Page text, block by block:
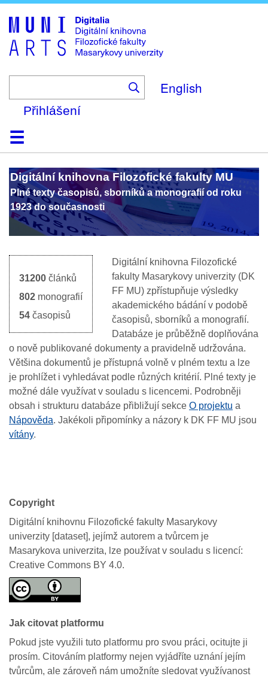
to
main
content
English
Přihlášení
DomůKolekce
Prohlížení
Vyhledávání
O platformě
Nápověda
KontaktDigitalia
Digitální knihovna Filozofické fakulty MU
Plné texty časopisů, sborníků a monografií od roku
1923 do současnosti
31200 článků
802 monografií
54 časopisů
Digitální knihovna Filozofické
fakulty Masarykovy univerzity (DK
FF MU) zpřístupňuje výsledky
akademického bádání v podobě
časopisů, sborníků a monografií.
Databáze je průběžně doplňována
o nově publikované dokumenty a pravidelně udržována.
Většina dokumentů je přístupná volně v plném textu a lze
je prohlížet i vyh ledávat podle různých kritérií. Plné texty je
možné dále využívat v souladu s licencemi. Podrobněji
obsah i strukturu databáze přibližují sekce O projektu a
Nápověda. Jakékoli připomínky a názory k DK FF MU jsou
vítány.
Copyright
Digitální knihovnu Filozofické fakulty Masarykovy
univerzity [dataset], jejímž autorem a tvůrcem je
Masarykova univerzita, lze používat v souladu s licencí:
Creative Commons BY 4.0.
Jak citovat platformu
Pokud jste využili tuto platformu pro svou práci, ocitujte ji
prosím. Citováním platformy nejen vyjádříte uznání jejím
tvůrcům, ale zároveň nám umožníte sledovat využívanost